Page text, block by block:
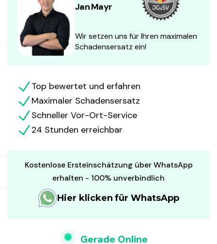
Jan Mayr
Wir setzen uns für Ihren maximalen
Schadensersatz ein!
Top bewertet und erfahren
Maximaler Schadensersatz
Schneller Vor-Ort-Service
24 Stunden erreichbar
Kostenlose Ersteinschätzung über WhatsApp
erhalten - 100% unverbindlich
Hier klicken für WhatsApp
Gerade Online